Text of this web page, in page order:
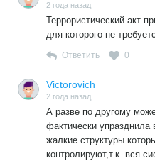
2 года назад
Террористический акт
для которого не
Ответить 0
Victorovich
2 года назад
А разве по другому
фактически упразднила
жалкие структуры
контролируют,т.к. вся